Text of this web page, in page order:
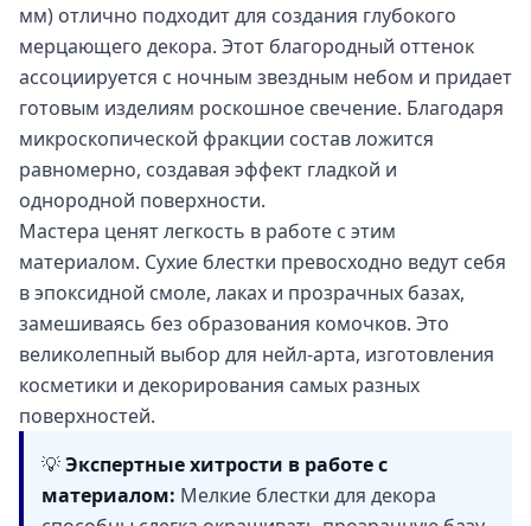
мм) отлично подходит для создания глубокого
мерцающего декора. Этот благородный оттенок
ассоциируется с ночным звездным небом и придает
готовым изделиям роскошное свечение. Благодаря
микроскопической фракции состав ложится
равномерно, создавая эффект гладкой и
однородной поверхности.
Мастера ценят легкость в работе с этим
материалом. Сухие блестки превосходно ведут себя
в эпоксидной смоле, лаках и прозрачных базах,
замешиваясь без образования комочков. Это
великолепный выбор для нейл-арта, изготовления
косметики и декорирования самых разных
поверхностей.
💡Экспертные хитрости в работе с
материалом: Мелкие блестки для декора